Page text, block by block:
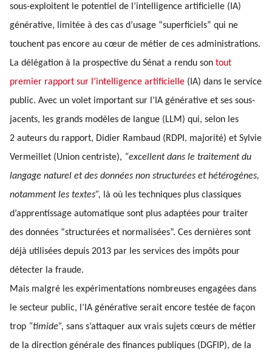
sous-exploitent le potentiel de l’intelligence artificielle (IA)
générative, limitée à des cas d’usage “superficiels” qui ne
touchent pas encore au cœur de métier de ces administrations.
La délégation à la prospective du Sénat a rendu son tout
premier rapport sur l’intelligence artificielle (IA) dans le service
public. Avec un volet important sur l’IA générative et ses sous-
jacents, les grands modèles de langue (LLM) qui, selon les
2 auteurs du rapport, Didier Rambaud (RDPI, majorité) et Sylvie
Vermeillet (Union centriste), “excellent dans le traitement du
langage naturel et des données non structurées et hétérogènes,
notamment les textes”, là où les techniques plus classiques
d’apprentissage automatique sont plus adaptées pour traiter
des données “structurées et normalisées”. Ces dernières sont
déjà utilisées depuis 2013 par les services des impôts pour
détecter la fraude.
Mais malgré les expérimentations nombreuses engagées dans
le secteur public, l’IA générative serait encore testée de façon
trop “timide”, sans s’attaquer aux vrais sujets cœurs de métier
de la direction générale des finances publiques (DGFIP), de la